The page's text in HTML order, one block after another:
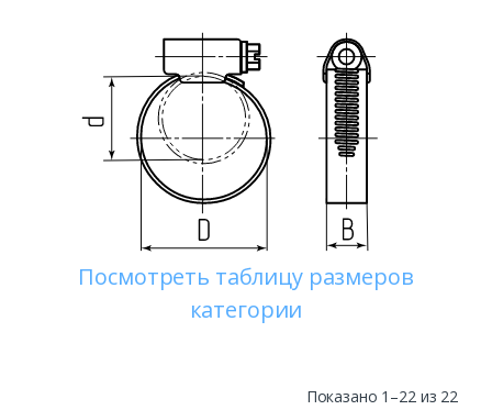
Посмотреть таблицу размеров
категории
Показано 1–22 из 22